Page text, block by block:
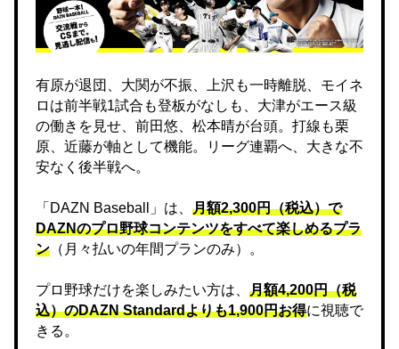
有原が退団、大関が不振、上沢も一時離脱、モイネ
ロは前半戦1試合も登板がなしも、大津がエース級
の働きを見せ、前田悠、松本晴が台頭。打線も栗
原、近藤が軸として機能。リーグ連覇へ、大きな不
安なく後半戦へ。
「DAZN Baseball」は、 月額2,300円（税込）で
DAZNのプロ野球コンテンツをすべて楽しめるプラ
ン （月々払いの年間プランのみ）。
プロ野球だけを楽しみたい方は、 月額4,200円（税
込）のDAZN Standard​よりも1,900円お得に視聴で
きる。